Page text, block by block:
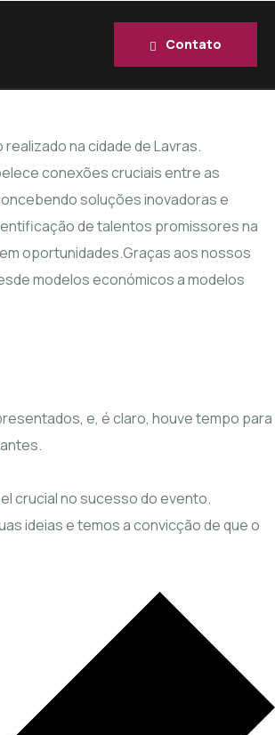
Contato
na cidade de Lavras.
conexões cruciais entre as
soluções inovadoras e
de talentos promissores na
oportunidades.Graças aos nossos
modelos económicos a modelos
e, é claro, houve tempo para
crucial no sucesso do evento.
ideias e temos a convicção de que o